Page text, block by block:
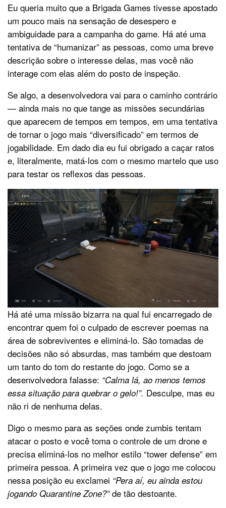
Eu queria muito que a Brigada Games tivesse apostado
um pouco mais na sensação de desespero e
ambiguidade para a campanha do game. Há até uma
tentativa de “humanizar” as pessoas, como uma breve
descrição sobre o interesse delas, mas você não
interage com elas além do posto de inspeção.
Se algo, a desenvolvedora vai para o caminho contrário
— ainda mais no que tange as missões secundárias
que aparecem de tempos em tempos, em uma tentativa
de tornar o jogo mais “diversificado” em termos de
jogabilidade. Em dado dia eu fui obrigado a caçar ratos
e, literalmente, matá-los com o mesmo martelo que uso
para testar os reflexos das pessoas.
Há até uma missão bizarra na qual fui encarregado de
encontrar quem foi o culpado de escrever poemas na
área de sobreviventes e eliminá-lo. São tomadas de
decisões não só absurdas, mas também que destoam
um tanto do tom do restante do jogo. Como se a
desenvolvedora falasse: “Calma lá, ao menos temos
essa situação para quebrar o gelo!”. Desculpe, mas eu
não ri de nenhuma delas.
Digo o mesmo para as seções onde zumbis tentam
atacar o posto e você toma o controle de um drone e
precisa eliminá-los no melhor estilo “tower defense” em
primeira pessoa. A primeira vez que o jogo me colocou
nessa posição eu exclamei “Pera aí, eu ainda estou
jogando Quarantine Zone?”de tão destoante.